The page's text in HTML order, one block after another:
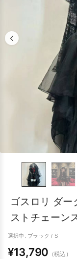
ゴスロリ ダー
ストチェーン
選択中: ブラック / S
¥13,790 （税込）